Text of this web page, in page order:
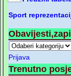
Sport
Prijava
Trenutno